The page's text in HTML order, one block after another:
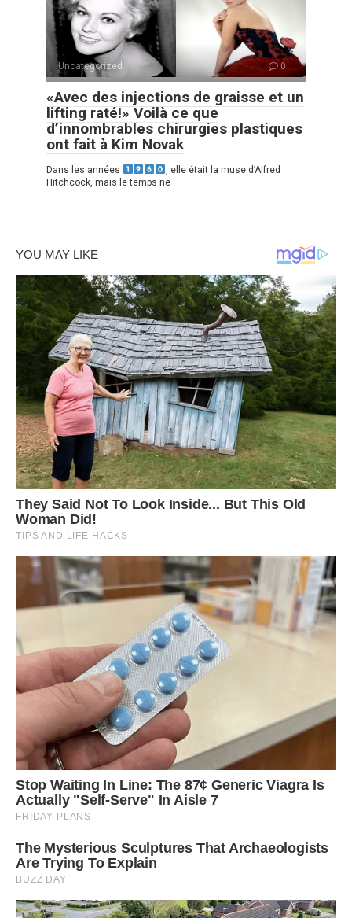
Uncategorized 0
«Avec des injections de graisse et un
lifting raté!» Voilà ce que
d’innombrables chirurgies plastiques
ont fait à Kim Novak
Dans les années
, elle était la muse d’Alfred
Hitchcock, mais le temps ne